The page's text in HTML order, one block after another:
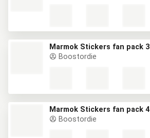
Marmok Stickers fan pack 3
Boostordie
Marmok Stickers fan pack 4
Boostordie